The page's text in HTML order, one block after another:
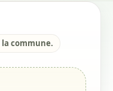
commune.